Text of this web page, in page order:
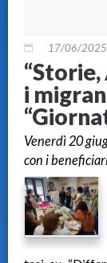
17/06/
i
Venerdì 20
con i